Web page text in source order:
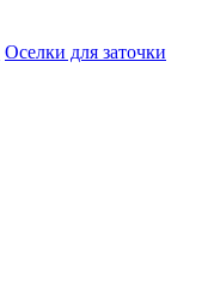
Оселки для заточки